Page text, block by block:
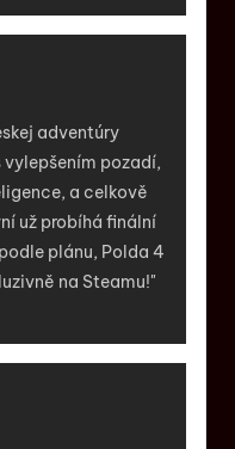
adventúry
pozadí,
a celkově
už probíhá finální
plánu, Polda 4
na Steamu!"